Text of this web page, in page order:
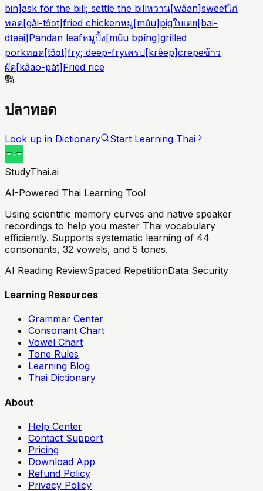
bin]ask for the bill; settle the billหวาน[wǎan]sweetไก่
ทอด[gài-tɔ̂ɔt]fried chickenหมู [mǔu] pigใบเตย [bai-
dtəəi] Pandan leafหมูปิ้ง [mǔu bpîng]grilled
porkทอด[tɔ̂ɔt]fry; deep-fryเครป[krêep]crepeข้าว
ผัด[kâao-pàt] Fried rice
ปลาทอด
Look up in Dictionary Start Learning Thai
StudyThai.ai
AI-Powered Thai Learning Tool
Using scientific memory curves and native speaker
recordings to help you master Thai vocabulary
efficiently. Supports systematic learning of 44
consonants, 32 vowels, and 5 tones.
AI Reading ReviewSpaced RepetitionData Security
Learning Resources
Grammar Center
Consonant Chart
Vowel Chart
Tone Rules
Learning Blog
Thai Dictionary
About
Help Center
Contact Support
Pricing
Download App
Refund Policy
Privacy Policy